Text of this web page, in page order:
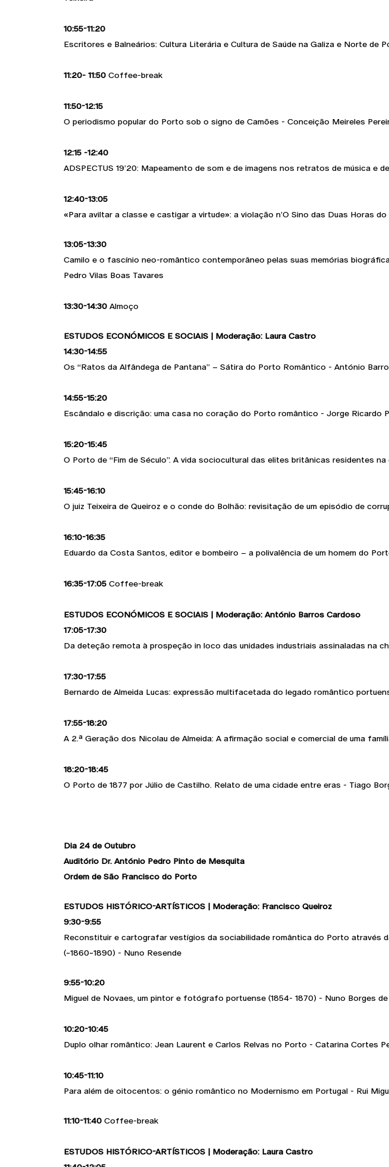
10:55-11:20
Escritores e Balneários: Cultura Literária e Cultura de Saúde na Galiza e Norte de
11:20- 11:50 Coffee-break
11:50-12:15
O periodismo popular do Porto sob o signo de Camões - Conceição Meireles
12:15 -12:40
ADSPECTUS 19’20: Mapeamento de som e de imagens nos retratos de música e
12:40-13:05
«Para aviltar a classe e castigar a virtude»: a violação n’O Sino das Duas Horas
13:05-13:30
Camilo e o fascínio neo-romântico contemporâneo pelas suas memórias
Pedro Vilas Boas Tavares
13:30-14:30 Almoço
ESTUDOS ECONÓMICOS E SOCIAIS | Moderação: Laura Castro
14:30-14:55
Os “Ratos da Alfândega de Pantana” – Sátira do Porto Romântico - António
14:55-15:20
Escândalo e discrição: uma casa no coração do Porto romântico - Jorge Ricardo
15:20-15:45
O Porto de “Fim de Século”. A vida sociocultural das elites britânicas residentes
15:45-16:10
O juiz Teixeira de Queiroz e o conde do Bolhão: revisitação de um episódio de
16:10-16:35
Eduardo da Costa Santos, editor e bombeiro – a polivalência de um homem do
16:35-17:05 Coffee-break
ESTUDOS ECONÓMICOS E SOCIAIS | Moderação: António Barros Cardoso
17:05-17:30
Da deteção remota à prospeção in loco das unidades industriais assinaladas na
17:30-17:55
Bernardo de Almeida Lucas: expressão multifacetada do legado romântico
17:55-18:20
A 2.ª Geração dos Nicolau de Almeida: A afirmação social e comercial de uma
18:20-18:45
O Porto de 1877 por Júlio de Castilho. Relato de uma cidade entre eras - Tiago
Dia 24 de Outubro
Auditório Dr. António Pedro Pinto de Mesquita
Ordem de São Francisco do Porto
ESTUDOS HISTÓRICO-ARTÍSTICOS | Moderação: Francisco Queiroz
9:30-9:55
Reconstituir e cartografar vestígios da sociabilidade romântica do Porto
(~1860~1890) - Nuno Resende
9:55-10:20
Miguel de Novaes, um pintor e fotógrafo portuense (1854- 1870) - Nuno Borges de
10:20-10:45
Duplo olhar romântico: Jean Laurent e Carlos Relvas no Porto - Catarina Cortes
10:45-11:10
Para além de oitocentos: o génio romântico no Modernismo em Portugal - Rui
11:10-11:40 Coffee-break
ESTUDOS HISTÓRICO-ARTÍSTICOS | Moderação: Laura Castro